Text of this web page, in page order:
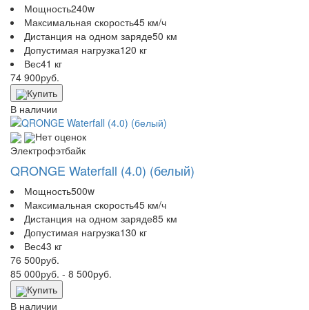
Мощность240w
Максимальная скорость45 км/ч
Дистанция на одном заряде50 км
Допустимая нагрузка120 кг
Вес41 кг
74 900руб.
Купить
В наличии
Нет оценок
Электрофэтбайк
QRONGE Waterfall (4.0) (белый)
Мощность500w
Максимальная скорость45 км/ч
Дистанция на одном заряде85 км
Допустимая нагрузка130 кг
Вес43 кг
76 500руб.
85 000руб. - 8 500руб.
Купить
В наличии